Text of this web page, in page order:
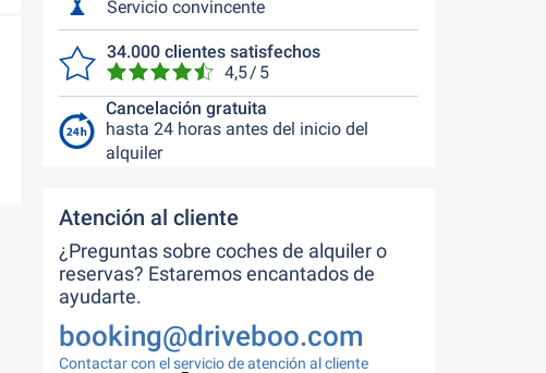
Servicio convincente
34.000 clientes satisfechos
4,5 / 5
Cancelación gratuita
hasta 24 horas antes del inicio del
alquiler
Atención al cliente
¿Preguntas sobre coches de alquiler o
reservas? Estaremos encantados de
ayudarte.
booking@driveboo.com
Contactar con el servicio de atención al cliente